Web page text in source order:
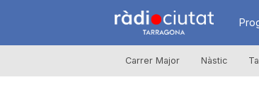
R
à
Carrer Major Nàstic